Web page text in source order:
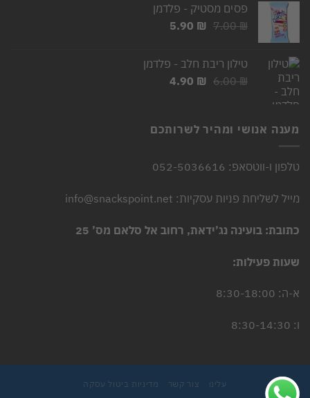
3.00 ₪.
2.50 ₪.
פסים מסטיק - פלדמן
7.00₪
המחיר
7.00 ₪.
5.90 ₪
המחיר
5.90 ₪.
טילון ריבת חלב - פלדמן
6.00₪
המחיר
6.00 ₪.
4.90 ₪
המחיר
4.90 ₪.
מענה אנושי ומהיר לשרותכם
טלפון ו-ווטסאפ: 052-5036616
מייל לשליחת פניות עסקיות: info@snackspoint.net
כתובת: בועינה נג’ידאת, רחוב אל סלאם מס’ 25
שעות פעילות:
א-ה: 8:30-18:00
ו: 8:30-14:30
עלינו צור קשר מדיניות ביטול עסקה